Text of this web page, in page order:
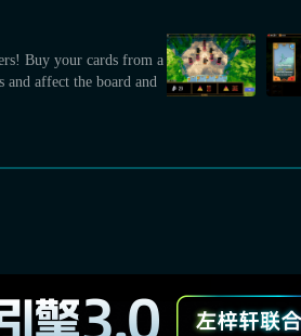
Buy your cards from a
and affect the board and